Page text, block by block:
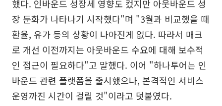
했다. 인바운드 성장세 영향도 컸지만 아웃바운드 성
장 둔화가 나타나기 시작했다"며 "3월과 비교했을 때
환율, 유가 등의 상황이 나아진게 없다. 따라서 매크
로 개선 이전까지는 아웃바운드 수요에 대해 보수적
인 접근이 필요하다"고 말했다. 이어 "하나투어는 인
바운드 관련 플랫폼을 출시했으나, 본격적인 서비스
운영까진 시간이 걸릴 것"이라고 덧붙였다.